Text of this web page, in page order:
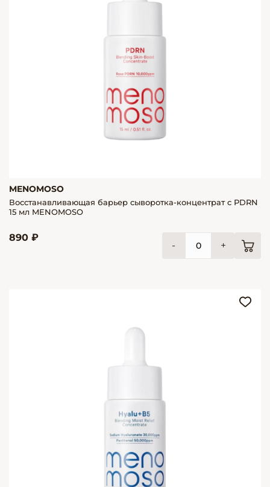
MENOMOSO
Восстанавливающая барьер сыворотка-концентрат с РDRN
15 мл MENOMOSO
890 ₽
- +